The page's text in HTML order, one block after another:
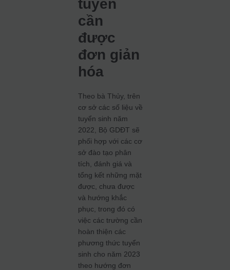
tuyển
cần
được
đơn giản
hóa
Theo bà Thủy, trên
cơ sở các số liệu về
tuyển sinh năm
2022, Bộ GDĐT sẽ
phối hợp với các cơ
sở đào tạo phân
tích, đánh giá và
tổng kết những mặt
được, chưa được
và hướng khắc
phục, trong đó có
việc các trường cần
hoàn thiện các
phương thức tuyển
sinh cho năm 2023
theo hướng đơn